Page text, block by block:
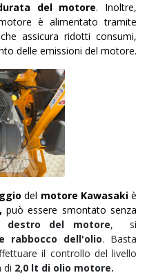
del motore. Inoltre,
è alimentato tramite
assicura ridotti consumi,
delle emissioni del motore.
del motore Kawasakiè
può essere smontato senza
destro del motore, si
dell'olio. Basta
il controllo del livello
di 2,0 lt di olio motore.